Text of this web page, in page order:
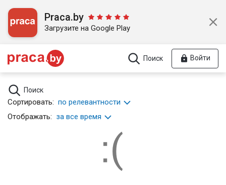
Praca.by
Загрузите на Google Play
Поиск Войти
Поиск
Сортировать: по релевантности
Отображать: за все время